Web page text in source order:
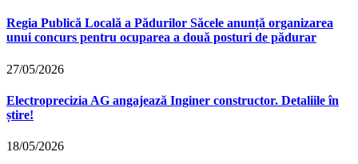
Regia Publică Locală a Pădurilor Săcele anunță organizarea
unui concurs pentru ocuparea a două posturi de pădurar
27/05/2026
Electroprecizia AG angajează Inginer constructor. Detaliile în
știre!
18/05/2026